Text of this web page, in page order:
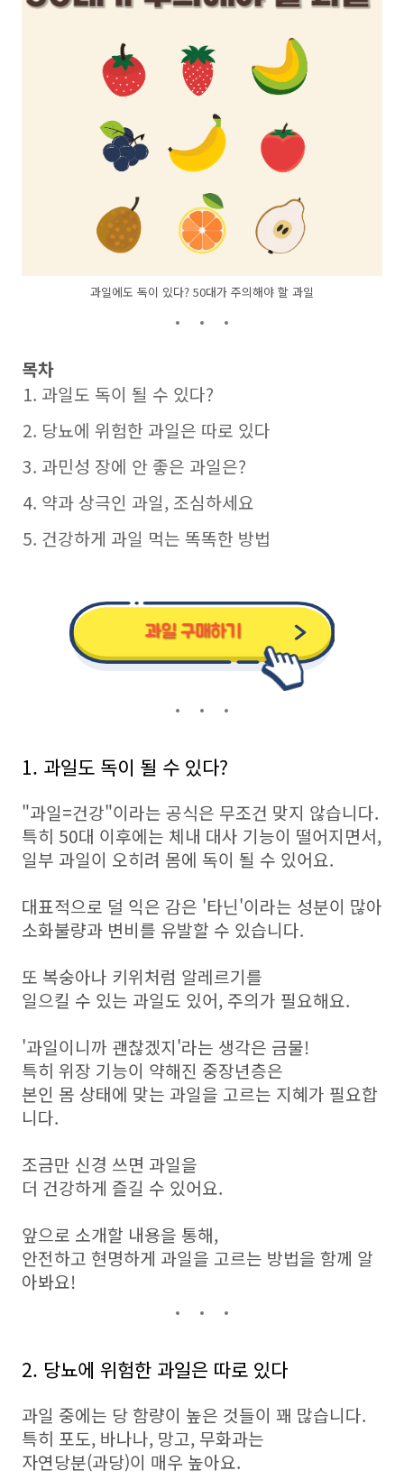
과일에도 독이 있다? 50대가 주의해야 할 과일
목차
과일도 독이 될 수 있다?
당뇨에 위험한 과일은 따로 있다
과민성 장에 안 좋은 과일은?
약과 상극인 과일, 조심하세요
건강하게 과일 먹는 똑똑한 방법
1. 과일도 독이 될 수 있다?
"과일=건강"이라는 공식은 무조건 맞지 않습니다.
특히 50대 이후에는 체내 대사 기능이 떨어지면서,
일부 과일이 오히려 몸에 독이 될 수 있어요.
대표적으로 덜 익은 감은 '타닌'이라는 성분이 많아
소화불량과 변비를 유발할 수 있습니다.
또 복숭아나 키위처럼 알레르기를
일으킬 수 있는 과일도 있어, 주의가 필요해요.
'과일이니까 괜찮겠지'라는 생각은 금물!
특히 위장 기능이 약해진 중장년층은
본인 몸 상태에 맞는 과일을 고르는 지혜가 필요합
니다.
조금만 신경 쓰면 과일을
더 건강하게 즐길 수 있어요.
앞으로 소개할 내용을 통해,
안전하고 현명하게 과일을 고르는 방법을 함께 알
아봐요!
2. 당뇨에 위험한 과일은 따로 있다
과일 중에는 당 함량이 높은 것들이 꽤 많습니다.
특히 포도, 바나나, 망고, 무화과는
자연당분(과당)이 매우 높아요.